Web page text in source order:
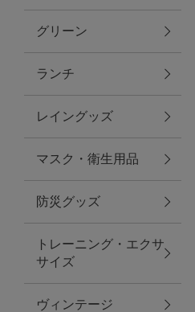
アクセサリー
ファッション雑貨
ファッショングッズ
スマホケース・アクセサリー
ポーチ
ステーショナリー
その他
グリーン
ランチ
レイングッズ
マスク・衛生用品
防災グッズ
トレーニング・エクサ
サイズ
ヴィンテージ